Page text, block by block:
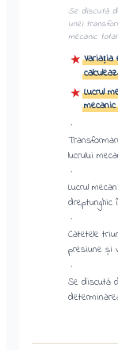
Se discută
unei
mecanic
★ Variația
★ Lucrul
·
lucrului
·
Lucrul
dreptunghic
·
Catetele
presiune și
·
Se discută